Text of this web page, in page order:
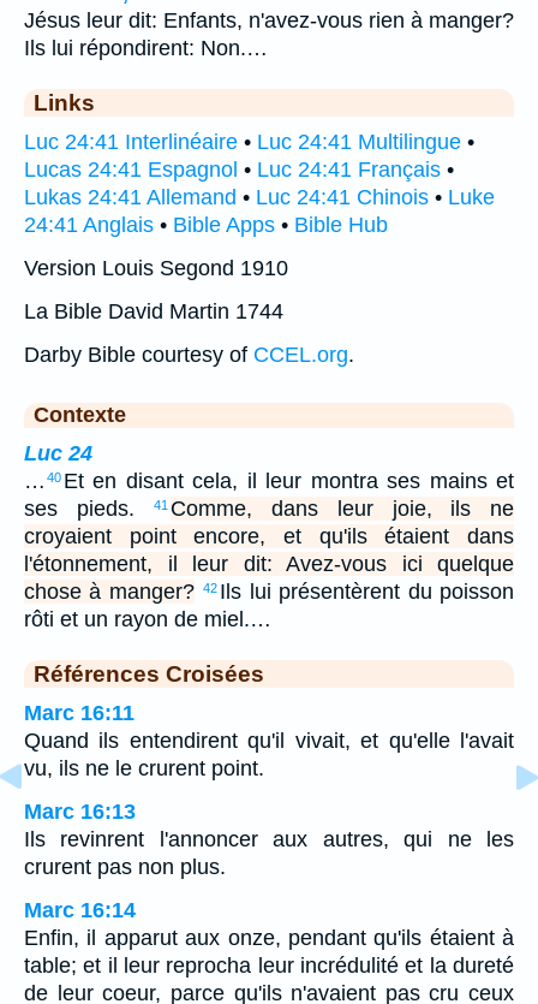
Jésus leur dit: Enfants, n'avez-vous rien à manger?
Ils lui répondirent: Non.…
Links
Luc 24:41 Interlinéaire • Luc 24:41 Multilingue •
Lucas 24:41 Espagnol • Luc 24:41 Français •
Lukas 24:41 Allemand • Luc 24:41 Chinois • Luke
24:41 Anglais • Bible Apps • Bible Hub
Version Louis Segond 1910
La Bible David Martin 1744
Darby Bible courtesy of CCEL.org.
Contexte
Luc 24
… 40 Et en disant cela, il leur montra ses mains et
ses pieds.
41 Comme, dans leur joie, ils ne
croyaient point encore, et qu'ils étaient dans
l'étonnement, il leur dit: Avez-vous ici quelque
chose à manger?
42 Ils lui présentèrent du poisson
rôti et un rayon de miel.…
Références Croisées
Marc 16:11
Quand ils entendirent qu'il vivait, et qu'elle l'avait
vu, ils ne le crurent point.
Marc 16:13
Ils revinrent l'annoncer aux autres, qui ne les
crurent pas non plus.
Marc 16:14
Enfin, il apparut aux onze, pendant qu'ils étaient à
table; et il leur reprocha leur incrédulité et la dureté
de leur coeur, parce qu'ils n'avaient pas cru ceux